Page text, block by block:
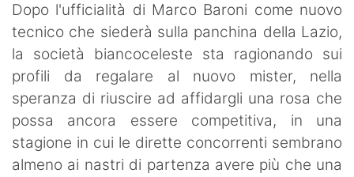
Dopo l'ufficialità di Marco Baroni come nuovo
tecnico che siederà sulla panchina della Lazio,
la società biancoceleste sta ragionando sui
profili da regalare al nuovo mister, nella
speranza di riuscire ad affidargli una rosa che
possa ancora essere competitiva, in una
stagione in cui le dirette concorrenti sembrano
almeno ai nastri di partenza avere più che una